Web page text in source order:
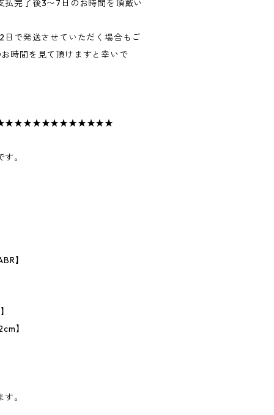
払完了後3〜7日のお時間を頂戴い
日で発送させていただく場合もご
時間を見て頂けますと幸いで
。
】
】
。